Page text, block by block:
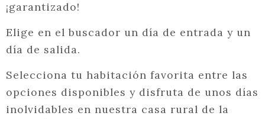
¡garantizado!
Elige en el buscador un día de entrada y un
día de salida.
Selecciona tu habitación favorita entre las
opciones disponibles y disfruta de unos días
inolvidables en nuestra casa rural de la